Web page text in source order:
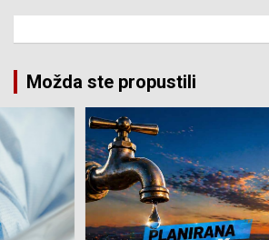
Možda ste propustili